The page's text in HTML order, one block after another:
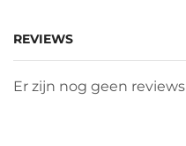
REVIEWS
Er zijn nog geen reviews